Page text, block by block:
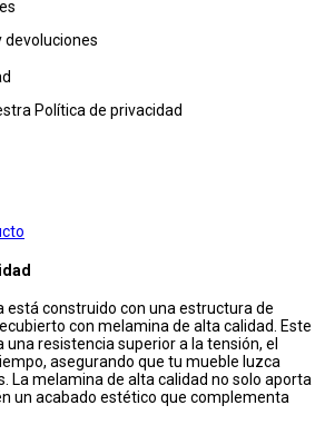
devoluciones
Política de privacidad
está construido con una estructura de
con melamina de alta calidad. Este
resistencia superior a la tensión, el
asegurando que tu mueble luzca
La melamina de alta calidad no solo aporta
un acabado estético que complementa